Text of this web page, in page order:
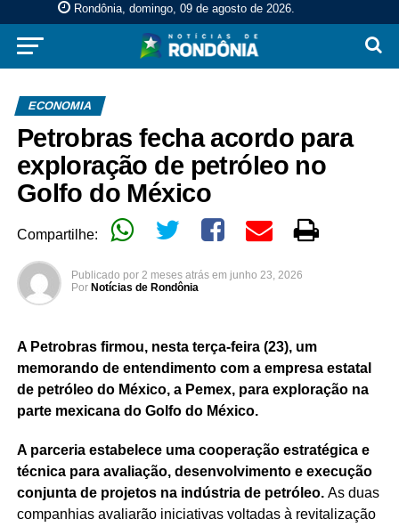
Rondônia, domingo, 09 de agosto de 2026.
ECONOMIA
Petrobras fecha acordo para
exploração de petróleo no
Golfo do México
Compartilhe:
Publicado por 2 meses atrás em junho 23, 2026
Por Notícias de Rondônia
A Petrobras firmou, nesta terça-feira (23), um
memorando de entendimento com a empresa estatal
de petróleo do México, a Pemex, para exploração na
parte mexicana do Golfo do México.
A parceria estabelece uma cooperação estratégica e
técnica para avaliação, desenvolvimento e execução
conjunta de projetos na indústria de petróleo. As duas
companhias avaliarão iniciativas voltadas à revitalização